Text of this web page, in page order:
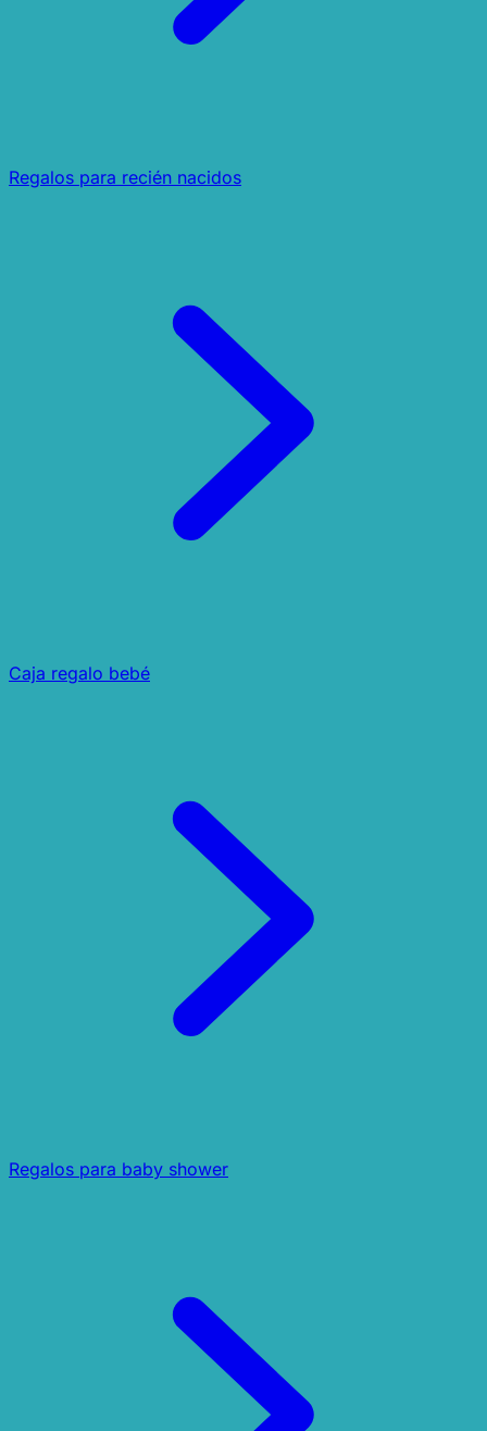
Regalos para recién nacidos
Caja regalo bebé
Regalos para baby shower